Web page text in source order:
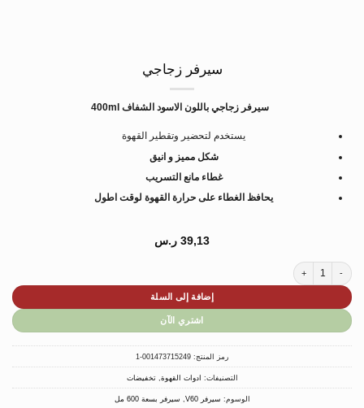
سيرفر زجاجي
سيرفر زجاجي باللون الاسود الشفاف 400ml
يستخدم لتحضير وتقطير القهوة
شكل مميز و انيق
غطاء مانع التسريب
يحافظ الغطاء على حرارة القهوة لوقت اطول
39,13 ر.س
كمية سيرفر زجاجي
إضافة إلى السلة
اشتري الآن
رمز المنتج: 001473715249-1
التصنيفات: ادوات القهوة ,تخفيضات
الوسوم: سيرفر V60 سيرفر بسعة 600 مل